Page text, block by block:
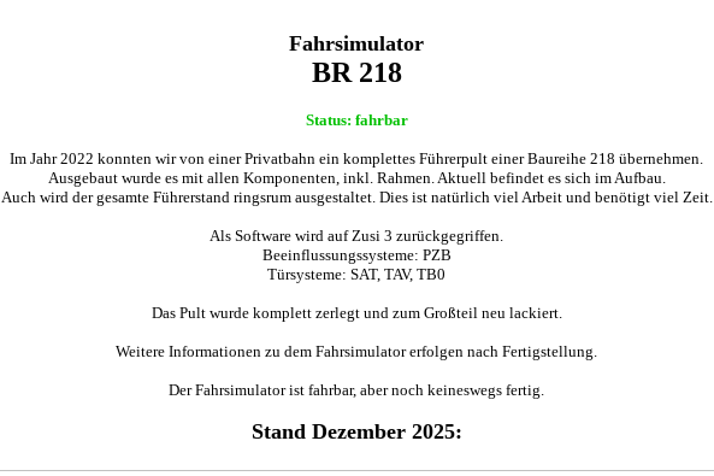
Fahrsimulator
BR 218
Status: fahrbar
Im Jahr 2022 konnten wir von einer Privatbahn ein komplettes Führerpult einer Baureihe 218 übernehmen.
Ausgebaut wurde es mit allen Komponenten, inkl. Rahmen. Aktuell befindet es sich im Aufbau.
Auch wird der gesamte Führerstand ringsrum ausgestaltet. Dies ist natürlich viel Arbeit und benötigt viel Zeit.
Als Software wird auf Zusi 3 zurückgegriffen.
Beeinflussungssysteme: PZB
Türsysteme: SAT, TAV, TB0
Das Pult wurde komplett zerlegt und zum Großteil neu lackiert.
Weitere Informationen zu dem Fahrsimulator erfolgen nach Fertigstellung.
Der Fahrsimulator ist fahrbar, aber noch keineswegs fertig.
Stand Dezember 2025: